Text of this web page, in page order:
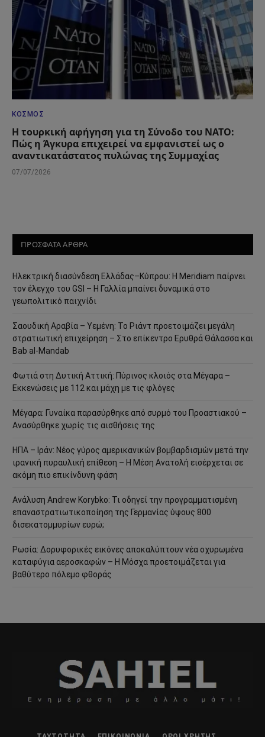
ΚΌΣΜΟΣ
Η τουρκική αφήγηση για τη Σύνοδο του ΝΑΤΟ:
Πώς η Άγκυρα επιχειρεί να εμφανιστεί ως ο
αναντικατάστατος πυλώνας της Συμμαχίας
07/07/2026
ΠΡΟΣΦΑΤΑ ΑΡΘΡΑ
Ηλεκτρική διασύνδεση Ελλάδας–Κύπρου: Η Meridiam παίρνει
τον έλεγχο του GSI – Η Γαλλία μπαίνει δυναμικά στο
γεωπολιτικό παιχνίδι
Σαουδική Αραβία – Υεμένη: Το Ριάντ προετοιμάζει μεγάλη
στρατιωτική επιχείρηση – Στο επίκεντρο Ερυθρά Θάλασσα και
Bab al-Mandab
Φωτιά στη Δυτική Αττική: Πύρινος κλοιός στα Μέγαρα –
Εκκενώσεις με 112 και μάχη με τις φλόγες
Μέγαρα: Γυναίκα παρασύρθηκε από συρμό του Προαστιακού –
Ανασύρθηκε χωρίς τις αισθήσεις της
ΗΠΑ – Ιράν: Νέος γύρος αμερικανικών βομβαρδισμών μετά την
ιρανική πυραυλική επίθεση – Η Μέση Ανατολή εισέρχεται σε
ακόμη πιο επικίνδυνη φάση
Ανάλυση Andrew Korybko: Τι οδηγεί την προγραμματισμένη
επαναστρατιωτικοποίηση της Γερμανίας ύψους 800
δισεκατομμυρίων ευρώ;
Ρωσία: Δορυφορικές εικόνες αποκαλύπτουν νέα οχυρωμένα
καταφύγια αεροσκαφών – Η Μόσχα προετοιμάζεται για
βαθύτερο πόλεμο φθοράς